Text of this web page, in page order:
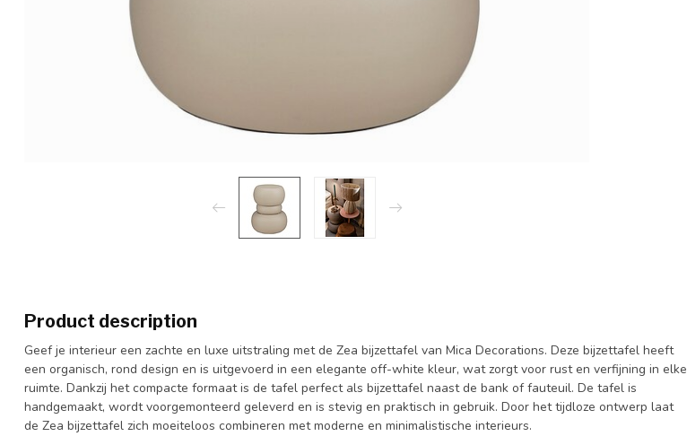
Product description
Geef je interieur een zachte en luxe uitstraling met de Zea bijzettafel van Mica Decorations. Deze bijzettafel heeft
een organisch, rond design en is uitgevoerd in een elegante off-white kleur, wat zorgt voor rust en verfijning in elke
ruimte. Dankzij het compacte formaat is de tafel perfect als bijzettafel naast de bank of fauteuil. De tafel is
handgemaakt, wordt voorgemonteerd geleverd en is stevig en praktisch in gebruik. Door het tijdloze ontwerp laat
de Zea bijzettafel zich moeiteloos combineren met moderne en minimalistische interieurs.